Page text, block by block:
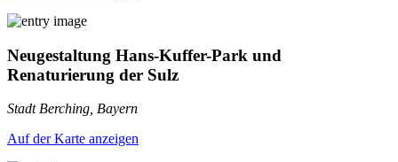
Neugestaltung Hans-Kuffer-Park und
Renaturierung der Sulz
Stadt Berching, Bayern
Auf der Karte anzeigen